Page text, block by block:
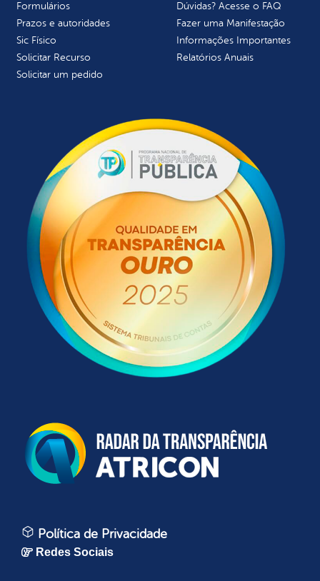
Formulários
Prazos e autoridades
Sic Físico
Solicitar Recurso
Solicitar um pedido
Dúvidas? Acesse o FAQ
Fazer uma Manifestação
Informações Importantes
Relatórios Anuais
Política de Privacidade
Redes Sociais